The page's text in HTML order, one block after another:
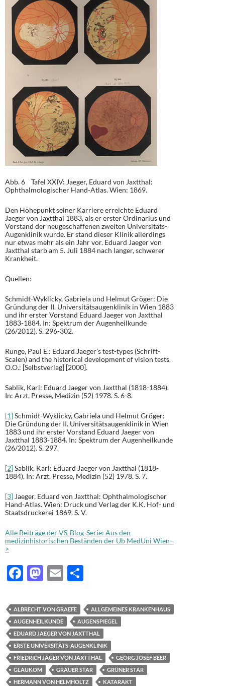
Abb. 6 Tafel XXIV: Jaeger, Eduard von Jaxtthal:
Ophthalmologischer Hand-Atlas. Wien: 1869.
Den Höhepunkt seiner Karriere erreichte Eduard
Jaeger von Jaxtthal 1883, als er erster Ordinarius und
Vorstand der neugeschaffenen zweiten Universitäts-
Augenklinik wurde. Er stand dieser Klinik allerdings
nur etwas mehr als ein Jahr vor. Eduard Jaeger von
Jaxtthal starb am 5. Juli 1884 nach langer, schwerer
Krankheit.
Quellen:
Schmidt-Wyklicky, Gabriela und Helmut Gröger: Die
Gründung der II. Universitätsaugenklinik in Wien 1883
und ihr erster Vorstand Eduard Jaeger von Jaxtthal
1883-1884. In: Spektrum der Augenheilkunde
(26/2012). S. 296-302.
Runge, Paul E.: Eduard Jaeger’s test-types (Schrift-
Scalen) and the historical development of vision tests.
O.O.: [Selbstverlag] [2000].
Sablik, Karl: Eduard Jaeger von Jaxtthal (1818-1884).
In: Arzt, Presse, Medizin (52) 1978. S. 6-8.
[1]Schmidt-Wyklicky, Gabriela und Helmut Gröger:
Die Gründung der II. Universitätsaugenklinik in Wien
1883 und ihr erster Vorstand Eduard Jaeger von
Jaxtthal 1883-1884. In: Spektrum der Augenheilkunde
(26/2012). S. 297.
[2]Sablik, Karl: Eduard Jaeger von Jaxtthal (1818-
1884). In: Arzt, Presse, Medizin (52) 1978. S. 7.
[3] Jaeger, Eduard von Jaxtthal: Ophthalmologischer
Hand-Atlas. Wien: Druck und Verlag der K.K. Hof- und
Staatsdruckerei 1869. S. V.
Alle Beiträge der VS-Blog-Serie: Aus den
medizinhistorischen Beständen der Ub MedUni Wien–
>
F
e
b
o
o
k
M
to
d
o
n
E
ail le
n
ALBRECHT VON GRAEFE
ALLGEMEINES KRANKENHAUS
AUGENHEILKUNDE
AUGENSPIEGEL
EDUARD JAEGER VON JAXTTHAL
ERSTE UNIVERSITÄTS-AUGENKLINIK
FRIEDRICH JÄGER VON JAXTTHAL
GEORG JOSEF BEER
GLAUKOM
GRAUER STAR
GRÜNER STAR
HERMANN VON HELMHOLTZ
KATARAKT